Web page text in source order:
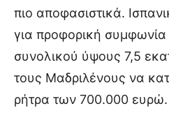
πιο αποφασιστικά.
για προφορική συμφωνία
συνολικού ύψους 7,5
τους Μαδριλένους να
ρήτρα των 700.000 ευρώ.